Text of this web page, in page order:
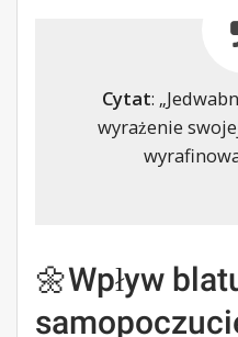
Cytat:
wyrażenie
🌼Wpływ